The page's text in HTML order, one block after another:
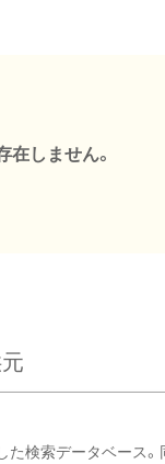
しません。
検索データベース。